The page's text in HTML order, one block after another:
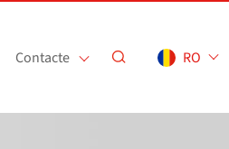
Contacte RO